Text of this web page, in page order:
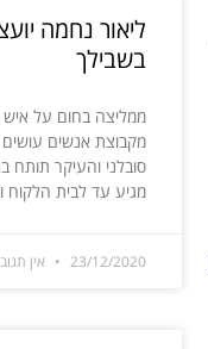
ליאור נחמה
בשבילך
ממליצה בחום על איש
מקבוצת אנשים עושים
סובלני והעיקר תותח
מגיע עד לבית הלקוח
23/12/2020 אין